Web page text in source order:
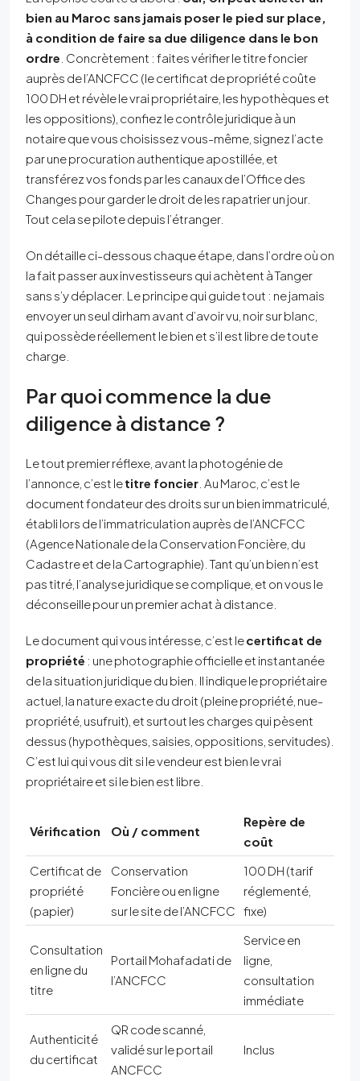
bien au Maroc sans jamais poser le pied sur place,
à condition de faire sa due diligence dans le bon
ordre . Concrètement : faites vérifier le titre foncier
auprès de l’ANCFCC (le certificat de propriété coûte
100 DH et révèle le vrai propriétaire, les hypothèques et
les oppositions), confiez le contrôle juridique à un
notaire que vous choisissez vous-même, signez l’acte
par une procuration authentique apostillée, et
transférez vos fonds par les canaux de l’Office des
Changes pour garder le droit de les rapatrier un jour.
Tout cela se pilote depuis l’étranger.
On détaille ci-dessous chaque étape, dans l’ordre où on
la fait passer aux investisseurs qui achètent à Tanger
sans s’y déplacer. Le principe qui guide tout : ne jamais
envoyer un seul dirham avant d’avoir vu, noir sur blanc,
qui possède réellement le bien et s’il est libre de toute
charge.
Par quoi commence la due
diligence à distance ?
Le tout premier réflexe, avant la photogénie de
l’annonce, c’est letitre foncier . Au Maroc, c’est le
document fondateur des droits sur un bien immatriculé,
établi lors de l’immatriculation auprès de l’ANCFCC
(Agence Nationale de la Conservation Foncière, du
Cadastre et de la Cartographie). Tant qu’un bien n’est
pas titré, l’analyse juridique se complique, et on vous le
déconseille pour un premier achat à distance.
Le document qui vous intéresse, c’est lecertificat de
propriété : une photographie officielle et instantanée
de la situation juridique du bien. Il indique le propriétaire
actuel, la nature exacte du droit (pleine propriété, nue-
propriété, usufruit), et surtout les charges qui pèsent
dessus (hypothèques, saisies, oppositions, servitudes).
C’est lui qui vous dit si le vendeur est bien le vrai
propriétaire et si le bien est libre.
Vérification Où / comment
Repère de
coût
Certificat de
propriété
(papier)
Conservation
Foncière ou en ligne
sur le site de l’ANCFCC
100 DH (tarif
réglementé,
fixe)
Consultation
en ligne du
titre
Portail Mohafadati de
l’ANCFCC
Service en
ligne,
consultation
immédiate
Authenticité
du certificat
QR code scanné,
validé sur le portail
ANCFCC
Inclus